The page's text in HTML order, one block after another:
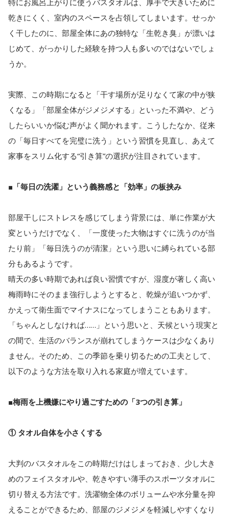
乾きにくく、室内のスペースを占領してしまいます。せっか
く干したのに、部屋全体にあの独特な「生乾き臭」が漂いは
じめて、がっかりした経験を持つ人も多いのではないでしょ
うか。
実際、この時期になると「干す場所が足りなくて家の中が狭
くなる」「部屋全体がジメジメする」といった不満や、どう
したらいいか悩む声がよく聞かれます。こうしたなか、従来
の「毎日すべてを完璧に洗う」という習慣を見直し、あえて
家事をスリム化する“引き算”の選択が注目されています。
■「毎日の洗濯」という義務感と「効率」の板挟み
部屋干しにストレスを感じてしまう背景には、単に作業が大
変というだけでなく、「一度使った大物はすぐに洗うのが当
たり前」「毎日洗うのが清潔」という思いに縛られている部
分もあるようです。
晴天の多い時期であれば良い習慣ですが、湿度が著しく高い
梅雨時にそのまま強行しようとすると、乾燥が追いつかず、
かえって衛生面でマイナスになってしまうこともあります。
「ちゃんとしなければ……」という思いと、天候という現実と
の間で、生活のバランスが崩れてしまうケースは少なくあり
ません。そのため、この季節を乗り切るための工夫として、
以下のような方法を取り入れる家庭が増えています。
■梅雨を上機嫌にやり過ごすための「3つの引き算」
① タオル自体を小さくする
大判のバスタオルをこの時期だけはしまっておき、少し大き
めのフェイスタオルや、乾きやすい薄手のスポーツタオルに
切り替える方法です。洗濯物全体のボリュームや水分量を抑
えることができるため、部屋のジメジメを軽減しやすくなり